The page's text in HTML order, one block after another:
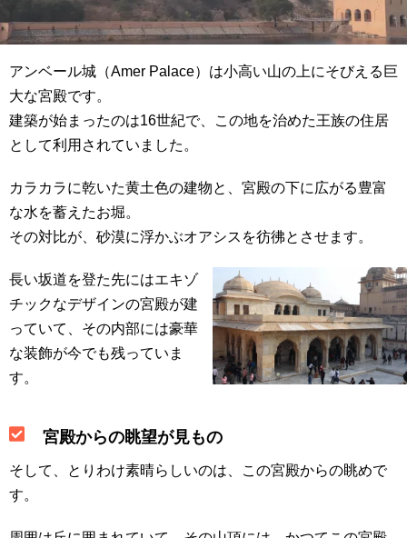
アンベール城（Amer Palace）は小高い山の上にそびえる巨
大な宮殿です。
建築が始まったのは16世紀で、この地を治めた王族の住居
として利用されていました。
カラカラに乾いた黄土色の建物と、宮殿の下に広がる豊富
な水を蓄えたお堀。
その対比が、砂漠に浮かぶオアシスを彷彿とさせます。
長い坂道を登た先にはエキゾ
チックなデザインの宮殿が建
っていて、その内部には豪華
な装飾が今でも残っていま
す。
宮殿からの眺望が見もの
そして、とりわけ素晴らしいのは、この宮殿からの眺めで
す。